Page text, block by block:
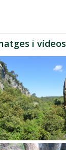
i vídeos